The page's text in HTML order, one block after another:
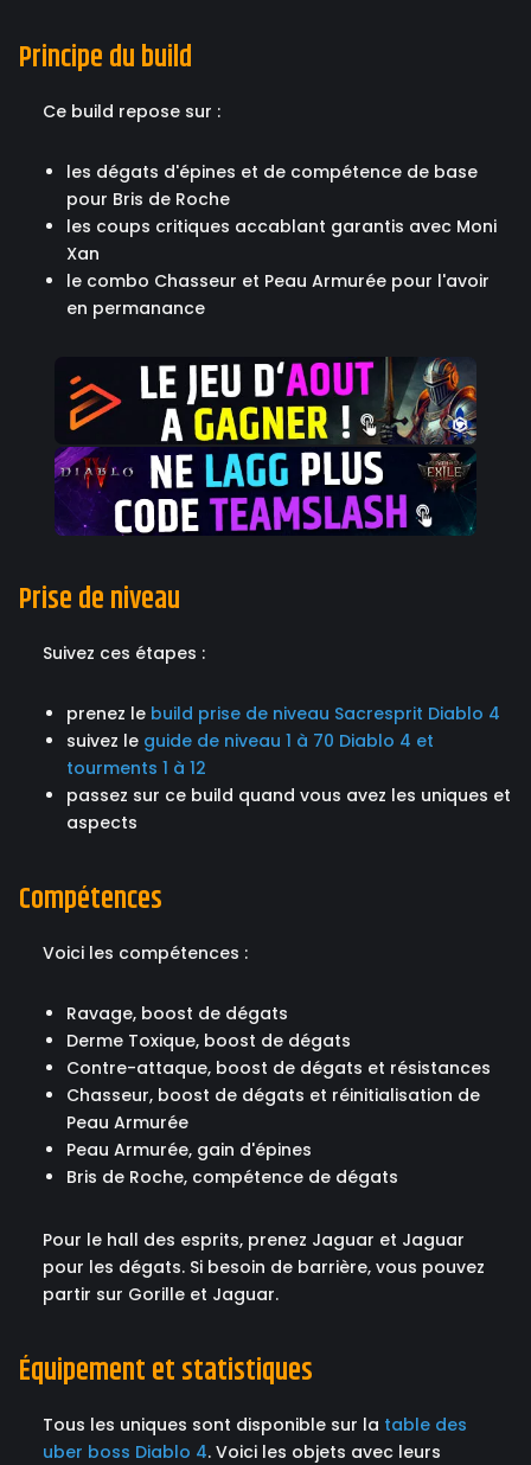
Principe du build
Ce build repose sur :
les dégats d'épines et de compétence de base
pour Bris de Roche
les coups critiques accablant garantis avec Moni
Xan
le combo Chasseur et Peau Armurée pour l'avoir
en permanance
Prise de niveau
Suivez ces étapes :
prenez le build prise de niveau Sacresprit Diablo 4
suivez le guide de niveau 1 à 70 Diablo 4 et
tourments 1 à 12
passez sur ce build quand vous avez les uniques et
aspects
Compétences
Voici les compétences :
Ravage, boost de dégats
Derme Toxique, boost de dégats
Contre-attaque, boost de dégats et résistances
Chasseur, boost de dégats et réinitialisation de
Peau Armurée
Peau Armurée, gain d'épines
Bris de Roche, compétence de dégats
Pour le hall des esprits, prenez Jaguar et Jaguar
pour les dégats. Si besoin de barrière, vous pouvez
partir sur Gorille et Jaguar.
Équipement et statistiques
Tous les uniques sont disponible sur la table des
uber boss Diablo 4. Voici les objets avec leurs